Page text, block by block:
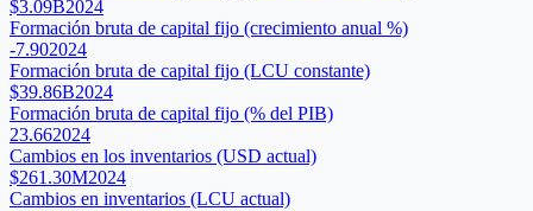
$3.09B2024
Formación bruta de capital fijo (crecimiento anual %)
-7.902024
Formación bruta de capital fijo (LCU constante)
$39.86B2024
Formación bruta de capital fijo (% del PIB)
23.662024
Cambios en los inventarios (USD actual)
$261.30M2024
Cambios en inventarios (LCU actual)